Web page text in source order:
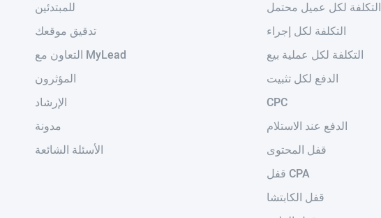
للمبتدئين
تدقيق موقعك
التعاون مع MyLead
المؤثرون
الإرشاد
مدونة
الأسئلة الشائعة
التكلفة لكل عميل محتمل
التكلفة لكل إجراء
التكلفة لكل عملية بيع
الدفع لكل تثبيت
CPC
الدفع عند الاستلام
قفل المحتوى
قفل CPA
قفل الكابتشا